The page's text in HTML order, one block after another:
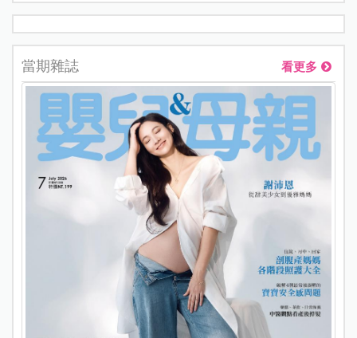
當期雜誌 看更多